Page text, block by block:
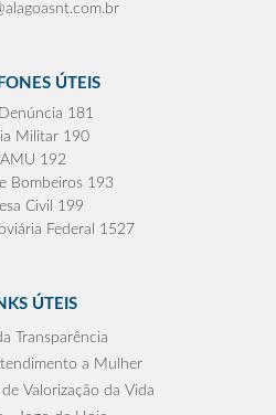
ÚTEIS
181
Militar 190
192
Bombeiros 193
Civil 199
Federal 1527
ÚTEIS
Transparência
a Mulher
Valorização da Vida